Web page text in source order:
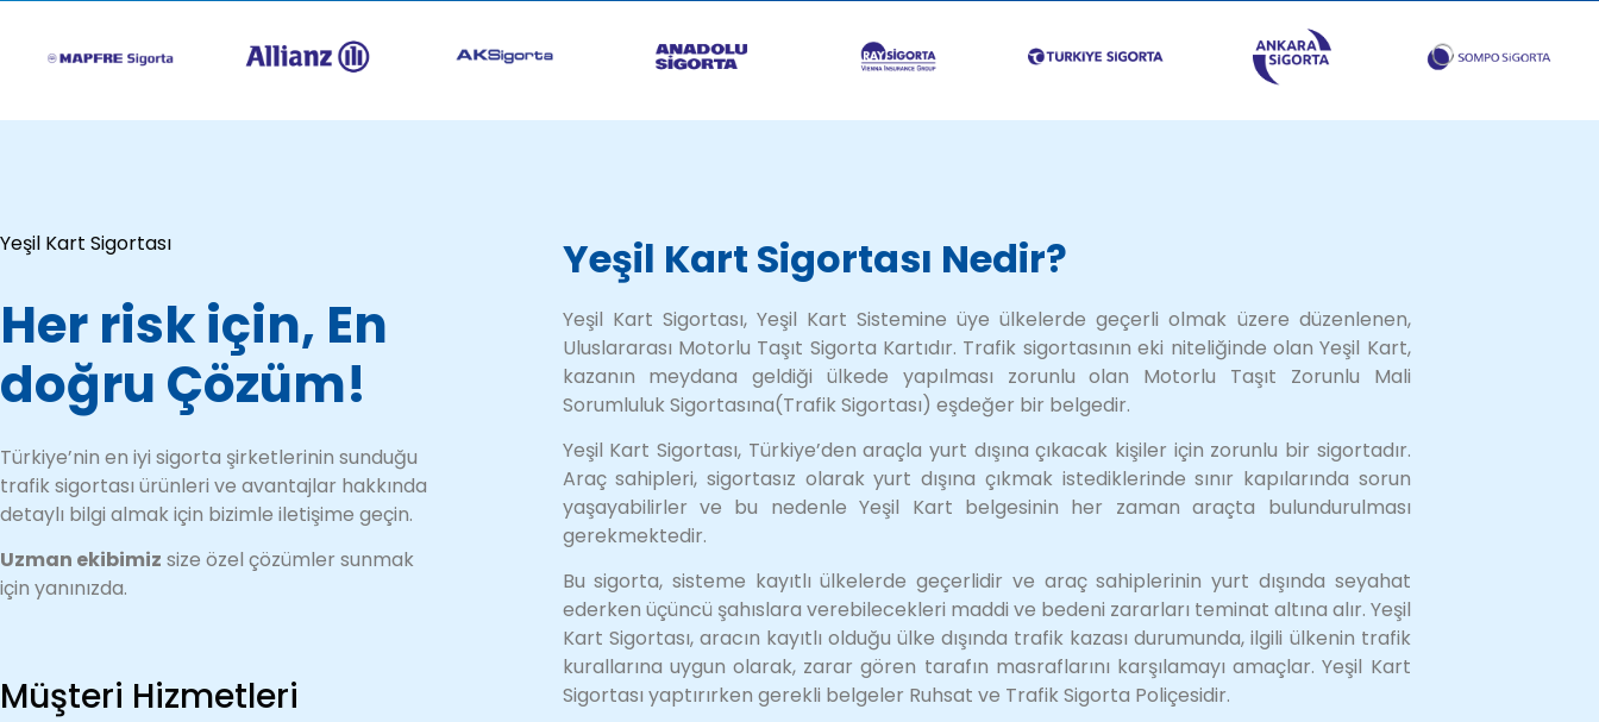
Yeşil Kart Sigortası
Her risk için, En
doğru Çözüm!
Türkiye’nin en iyi sigorta şirketlerinin sunduğu
trafik sigortası ürünleri ve avantajlar hakkında
detaylı bilgi almak için bizimle iletişime geçin.
Uzman ekibimiz size özel çözümler sunmak
için yanınızda.
Müşteri Hizmetleri
Yeşil Kart Sigortası Nedir?
Yeşil Kart Sigortası, Yeşil Kart Sistemine üye ülkelerde geçerli olmak üzere düzenlenen,
Uluslararası Motorlu Taşıt Sigorta Kartıdır. Trafik sigortasının eki niteliğinde olan Yeşil Kart,
kazanın meydana geldiği ülkede yapılması zorunlu olan Motorlu Taşıt Zorunlu Mali
Sorumluluk Sigortasına(Trafik Sigortası) eşdeğer bir belgedir.
Yeşil Kart Sigortası, Türkiye’den araçla yurt dışına çıkacak kişiler için zorunlu bir sigortadır.
Araç sahipleri, sigortasız olarak yurt dışına çıkmak istediklerinde sınır kapılarında sorun
yaşayabilirler ve bu nedenle Yeşil Kart belgesinin her zaman araçta bulundurulması
gerekmektedir.
Bu sigorta, sisteme kayıtlı ülkelerde geçerlidir ve araç sahiplerinin yurt dışında seyahat
ederken üçüncü şahıslara verebilecekleri maddi ve bedeni zararları teminat altına alır. Yeşil
Kart Sigortası, aracın kayıtlı olduğu ülke dışında trafik kazası durumunda, ilgili ülkenin trafik
kurallarına uygun olarak, zarar gören tarafın masraflarını karşılamayı amaçlar. Yeşil Kart
Sigortası yaptırırken gerekli belgeler Ruhsat ve Trafik Sigorta Poliçesidir.